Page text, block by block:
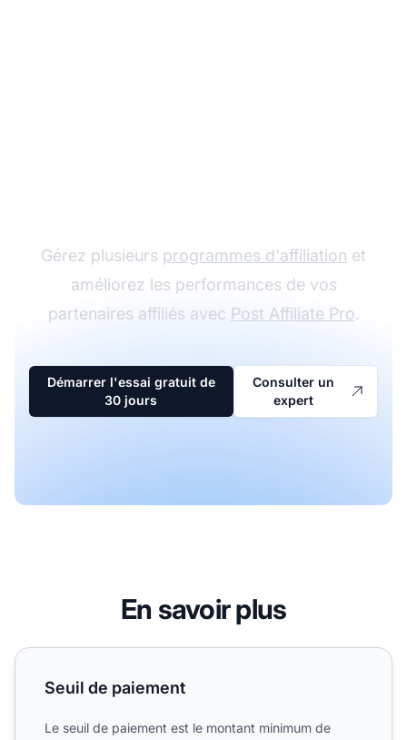
Gérez plusieurs programmes d'affiliation et
améliorez les performances de vos
partenaires affiliés avec Post Affiliate Pro.
Démarrer l'essai gratuit de
30 jours
Consulter un
expert
En savoir plus
Seuil de paiement
Seuil de paiement
Le seuil de paiement est le montant minimum de